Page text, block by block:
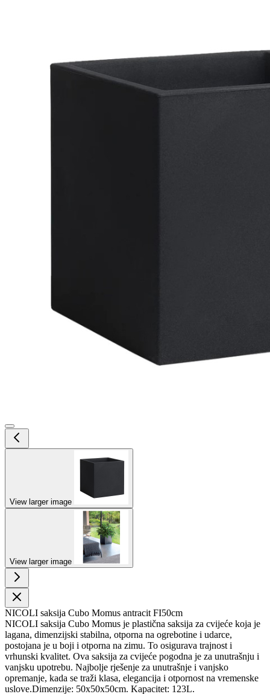
View larger image
View larger image
NICOLI saksija Cubo Momus antracit FI50cm
NICOLI saksija Cubo Momus je plastična saksija za cvijeće koja je
lagana, dimenzijski stabilna, otporna na ogrebotine i udarce,
postojana je u boji i otporna na zimu. To osigurava trajnost i
vrhunski kvalitet. Ova saksija za cvijeće pogodna je za unutrašnju i
vanjsku upotrebu. Najbolje rješenje za unutrašnje i vanjsko
opremanje, kada se traži klasa, elegancija i otpornost na vremenske
uslove.Dimenzije: 50x50x50cm. Kapacitet: 123L.